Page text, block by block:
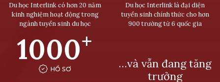
Du học Interlink có hơn 20 năm
kinh nghiệm hoạt động trong
ngành tuyển sinh du học
Du học Interlink là đại diện
tuyển sinh chính thức cho hơn
900 trường từ 6 quốc gia
1000+
HỒ SƠ
…và vẫn đang tăng
trưởng